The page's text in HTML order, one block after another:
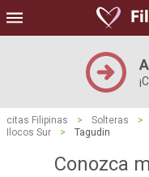
citas Filipinas > Solteras >
Ilocos Sur
> Tagudin
Conozca